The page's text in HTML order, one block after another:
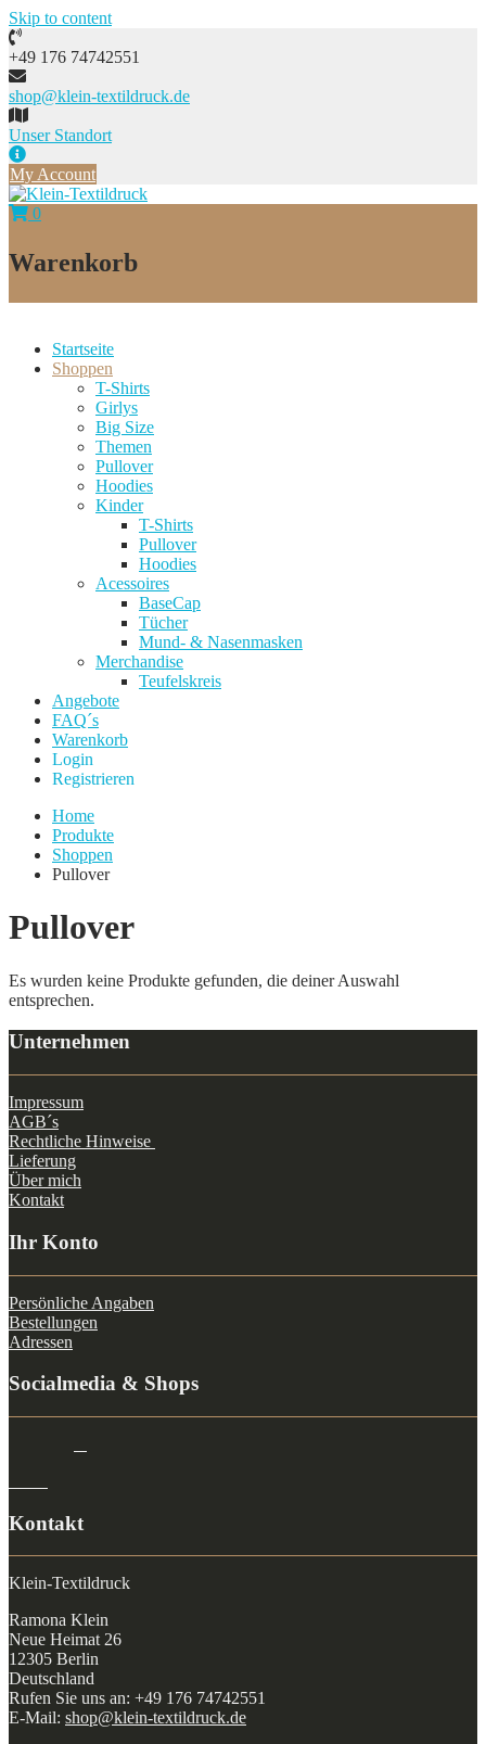
Skip to content
+49 176 74742551
shop@klein-textildruck.de
Unser Standort
My Account
0
Warenkorb
Startseite
Shoppen
T-Shirts
Girlys
Big Size
Themen
Pullover
Hoodies
Kinder
T-Shirts
Pullover
Hoodies
Acessoires
BaseCap
Tücher
Mund- & Nasenmasken
Merchandise
Teufelskreis
Angebote
FAQ´s
Warenkorb
Login
Registrieren
Home
Produkte
Shoppen
Pullover
Pullover
Es wurden keine Produkte gefunden, die deiner Auswahl
entsprechen.
Unternehmen
Impressum
AGB´s
Rechtliche Hinweise
Lieferung
Über mich
Kontakt
Ihr Konto
Persönliche Angaben
Bestellungen
Adressen
Socialmedia & Shops
Kontakt
Klein-Textildruck
Ramona Klein
Neue Heimat 26
12305 Berlin
Deutschland
Rufen Sie uns an: +49 176 74742551
E-Mail: shop@klein-textildruck.de